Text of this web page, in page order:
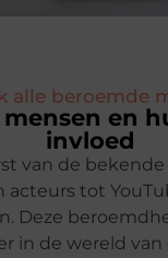
alle beroemde
en
invloed
van de
acteurs tot
Deze
in de wereld